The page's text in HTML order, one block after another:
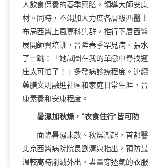
人飲食保養的春季藥膳，領導大師安
材。同時，不竭加大力度各層級西醫
布局西醫上風專科集群，推行下層西
展開師資培訓，晉陞春季罕見病、張
了一跳：「她試圖在我的單戀中尋找
座太可怕了！」多發病診療程度。連
藥膳文明融進社區和家庭日常生涯，
康素養和安康程度。
暑濕加秋燥，“衣食住行”皆可防
面臨暑濕未散、秋燥漸起，首都
北京西醫病院院長劉清泉指出，預防
溫較高時削減外出，盡量穿透氣的衣